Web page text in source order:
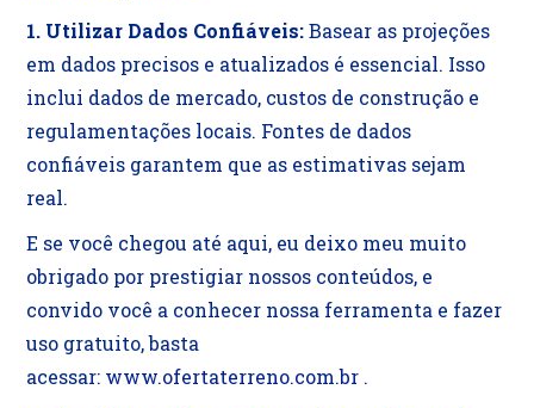
1. Utilizar Dados Confiáveis:Basear as projeções
em dados precisos e atualizados é essencial. Isso
inclui dados de mercado, custos de construção e
regulamentações locais. Fontes de dados
confiáveis garantem que as estimativas sejam
real.
E se você chegou até aqui, eu deixo meu muito
obrigado por prestigiar nossos conteúdos, e
convido você a conhecer nossa ferramenta e fazer
uso gratuito, basta
acessar: www.ofertaterreno.com.br .